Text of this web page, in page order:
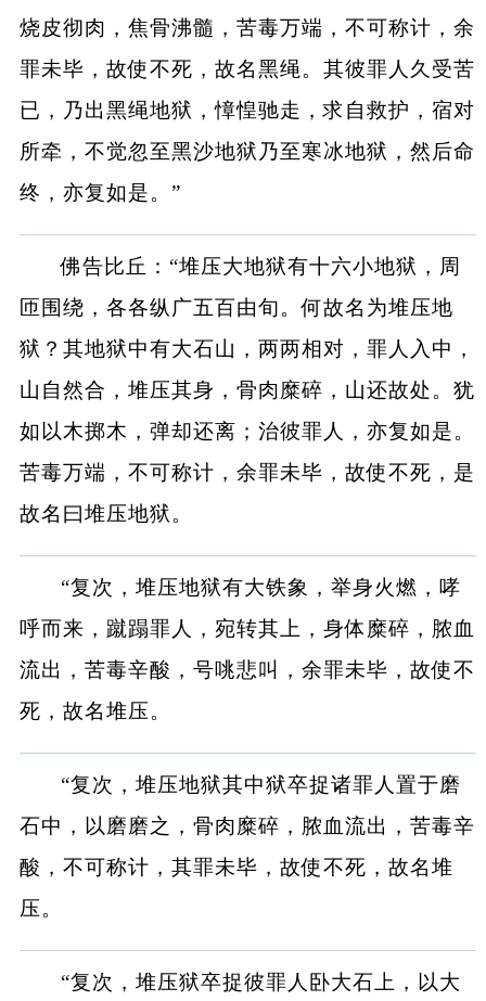
烧皮彻肉，焦骨沸髓，苦毒万端，不可称计，余
罪未毕，故使不死，故名黑绳。其彼罪人久受苦
已，乃出黑绳地狱，慞惶驰走，求自救护，宿对
所牵，不觉忽至黑沙地狱乃至寒冰地狱，然后命
终，亦复如是。”
佛告比丘：“堆压大地狱有十六小地狱，周
匝围绕，各各纵广五百由旬。何故名为堆压地
狱？其地狱中有大石山，两两相对，罪人入中，
山自然合，堆压其身，骨肉糜碎，山还故处。犹
如以木掷木，弹却还离；治彼罪人，亦复如是。
苦毒万端，不可称计，余罪未毕，故使不死，是
故名曰堆压地狱。
“复次，堆压地狱有大铁象，举身火燃，哮
呼而来，蹴蹋罪人，宛转其上，身体糜碎，脓血
流出，苦毒辛酸，号咷悲叫，余罪未毕，故使不
死，故名堆压。
“复次，堆压地狱其中狱卒捉诸罪人置于磨
石中，以磨磨之，骨肉糜碎，脓血流出，苦毒辛
酸，不可称计，其罪未毕，故使不死，故名堆
压。
“复次，堆压狱卒捉彼罪人卧大石上，以大